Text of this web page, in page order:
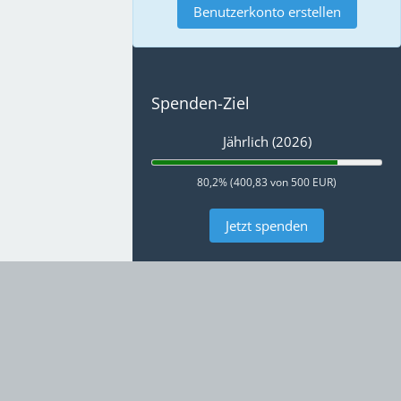
Benutzerkonto erstellen
Spenden-Ziel
Jährlich (2026)
80,2% (400,83 von 500 EUR)
Jetzt spenden